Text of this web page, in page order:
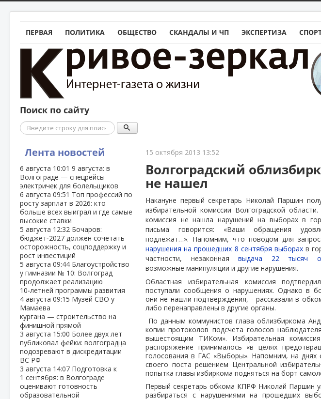
ПЕРВАЯ ПОЛИТИКА ОБЩЕСТВО СКАНДАЛЫ И ЧП ЭКСПЕРТИЗА
Поиск по сайту
Поиск
Лента новостей
6 августа 10:01 9 августа: в
Волгограде — спецрейсы
электричек для болельщиков
6 августа 09:51 Топ профессий по
росту зарплат в 2026: кто
больше всех выиграл и где самые
высокие ставки
5 августа 12:32 Бочаров:
бюджет‑2027 должен сочетать
осторожность, соцподдержку и
рост инвестиций
5 августа 09:44 Благоустройство
у гимназии № 10: Волгоград
продолжает реализацию
10‑летней программы развития
4 августа 09:15 Музей СВО у
Мамаева
кургана — строительство на
финишной прямой
3 августа 15:00 Более двух лет
публиковал фейки: волгоградца
подозревают в дискредитации
ВС РФ
3 августа 14:07 Подготовка к
1 сентября: в Волгограде
оценивают готовность
образовательной
15 октября 2013 13:52
Волгоградский
не нашел
Накануне первый секретарь Николай Паршин
избирательной комиссии Волгоградской
комиссия не нашла нарушений на выборах в
письма говорится: «Ваши обращения
подлежат…». Напомним, что поводом для
нарушения на прошедших 8 сентября выборах в
частности, незаконнаявыдача 22 тысяч
возможные манипуляции и другие нарушения.
Областная избирательная комиссия
поступали сообщения о нарушениях. Однако в
они не нашли подтверждения, - рассказали в
либо перенаправлены в другие органы.
По данным коммунистов глава облизбиркома
копии протоколов подсчета голосов
вышестоящим ТИКом». Избирательная
распоряжение принималось «в целях
голосования в ГАС «Выборы». Напомним, на днях
своего поста решением Центральной
попытка главы избиркома подняться на борт
Первый секретарь обкома КПРФ Николай Паршин
разбираться с нарушениями на прошедших